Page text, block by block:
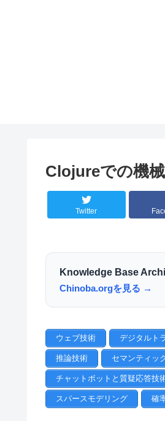
Clojureでの機
Twitter
Knowledge Base
Chinoba.orgを見る →
ウェブ技術 デジタルト
推論技術 セマンティッ
チャットボットと質疑応答技
スパースモデリング 確